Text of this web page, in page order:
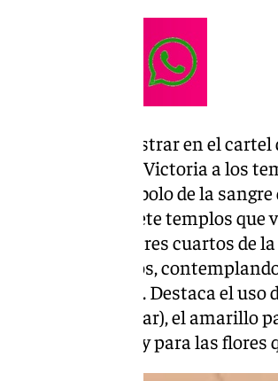
ha querido mostrar en el
de la Virgen de la Victoria a los
rojas (símbolo de la
de los siete templos que
Con una vista de tres cuartos de
alza sobre pacíficos,
puerto y la Farola. Destaca el
el azul (cielo y mar), el amarillo
o banderas y para las flores